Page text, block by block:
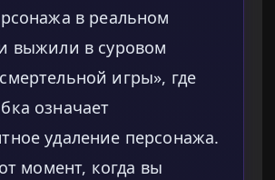
в реальном
выжили в суровом
игры», где
означает
удаление персонажа.
момент, когда вы